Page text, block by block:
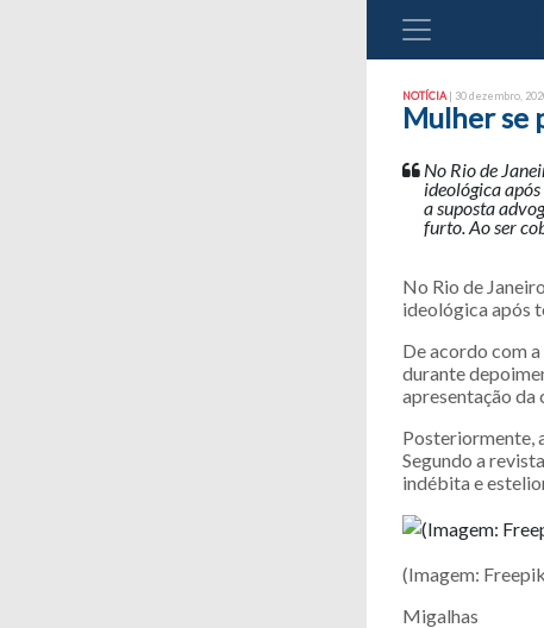
NOTÍCIA | 30 dezembro,
Mulher se
No Rio de
ideológica
a suposta
furto. Ao ser
No Rio de
ideológica após
De acordo com
durante
apresentação da
Posteriormente,
Segundo a
indébita e
(Imagem:
Migalhas